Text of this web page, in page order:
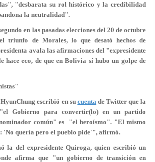
"desbarata su rolhistórico y la credibilidad
la neutralidad".
en las pasadas elecciones del 20 de octubre
triunfo de Morales, lo que desató hechos de
avala las afirmaciones del "expresidente
hace eco, de queen Bolivia sí hubo un golpe de
escribió en su cuentade Twitter que la
el Gobierno para convertir(lo) en un partido
común" es "el heroísmo". "El mismo
'No quería pero el pueblo pide'", afirmó.
la del expresidente Quiroga, quien escribió un
afirma que "un gobierno de transición en